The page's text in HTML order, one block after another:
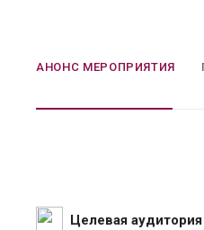
АНОНС МЕРОПРИЯТИЯ
Целевая аудитория